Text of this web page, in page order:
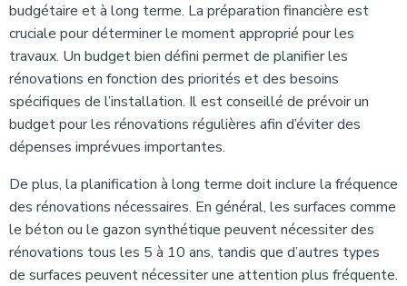
budgétaire et à long terme. La préparation financière est
cruciale pour déterminer le moment approprié pour les
travaux. Un budget bien défini permet de planifier les
rénovations en fonction des priorités et des besoins
spécifiques de l’installation. Il est conseillé de prévoir un
budget pour les rénovations régulières afin d’éviter des
dépenses imprévues importantes.
De plus, la planification à long terme doit inclure la fréquence
des rénovations nécessaires. En général, les surfaces comme
le béton ou le gazon synthétique peuvent nécessiter des
rénovations tous les 5 à 10 ans, tandis que d’autres types
de surfaces peuvent nécessiter une attention plus fréquente.